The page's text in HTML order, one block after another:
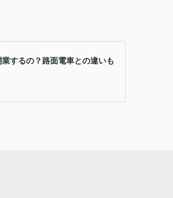
するの？路面電車との違いも